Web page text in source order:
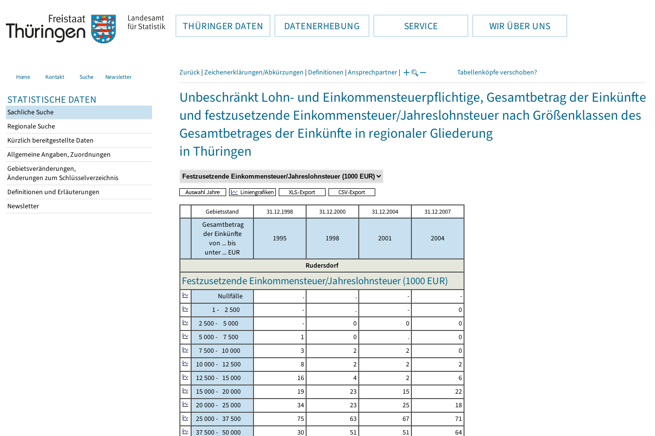
THÜRINGER DATEN DATENERHEBUNG SERVICE WIR ÜBER UNS
Home Kontakt Suche Newsletter
STATISTISCHE DATEN
Sachliche Suche
Regionale Suche
Kürzlich bereitgestellte Daten
Allgemeine Angaben, Zuordnungen
Gebietsveränderungen,
Änderungen zum Schlüsselverzeichnis
Definitionen und Erläuterungen
Newsletter
Zurück | Zeichenerklärungen/Abkürzungen | Definitionen | Ansprechpartner | Tabellenköpfe verschoben?
Unbeschränkt Lohn- und Einkommensteuerpflichtige, Gesamtbetrag der Einkünfte
und festzusetzende Einkommensteuer/Jahreslohnsteuer nach Größenklassen des
Gesamtbetrages der Einkünfte in regionaler Gliederung
in Thüringen
Gebietsstand 31.12.1998 31.12.2000 31.12.2004 31.12.2007
Gesamtbetrag
der Einkünfte
von ... bis
unter ... EUR
1995 1998 2001 2004
Rudersdorf
Festzusetzende Einkommensteuer/Jahreslohnsteuer (1000 EUR)
Nullfälle . . -
-
1 - 2 500
- . -
0
2 500 - 5 000
- 0 0
0
5 000 - 7 500
1 0 .
0
7 500 - 10 000
3 2 2
0
10 000 - 12 500
8 2 2
2
12 500 - 15 000
16 4 2
6
15 000 - 20 000
19 23 15
22
20 000 - 25 000
34 23 25
18
25 000 - 37 500
75 63 67
71
37 500 - 50 000
30 51 51 64